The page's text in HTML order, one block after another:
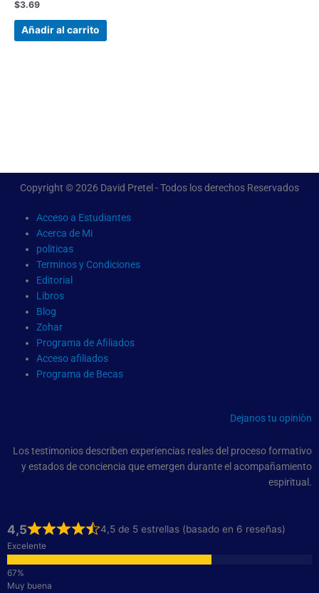
$3.69
Añadir al carrito
Copyright © 2026 David Pretel - Todos los derechos Reservados
Acceso a Estudiantes
Acerca de Mi
politicas
Terminos y Condiciones
Editorial
Libros
Blog
Zohar
Programa de Afiliados
Acceso afiliados
Programa de Becas
Dejanos tu opiniòn
Los testimonios describen experiencias reales del proceso formativo
y estados de conciencia que emergen durante el acompañamiento
espiritual.
4,5 4,5 de 5 estrellas (basado en 6 reseñas)
Excelente
Muy buena